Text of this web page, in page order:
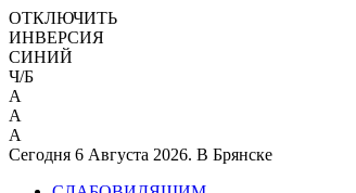
ОТКЛЮЧИТЬ
ИНВЕРСИЯ
СИНИЙ
Ч/Б
A
A
A
Сегодня 6 Августа 2026. В Брянске